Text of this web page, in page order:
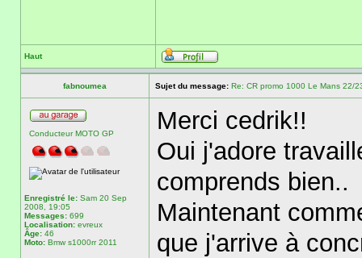
Haut
fabnoumea Sujet du message: Re: CR promo 1000 Le Mans 22/
Conducteur MOTO GP
Enregistré le: Sam 20 Sep
2008, 19:05
Messages: 699
Localisation: evreux
Âge: 46
Moto: Bmw s1000rr 2011
Merci cedrik!!
Oui j'adore
comprends bien..
Maintenant
que j'arrive à